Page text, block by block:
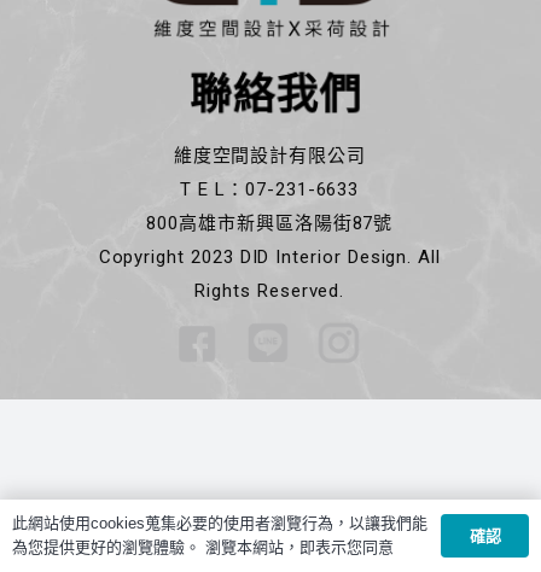
聯絡我們
維度空間設計有限公司
T E L：07-231-6633
800高雄市新興區洛陽街87號
Copyright 2023 DID Interior Design. All
Rights Reserved.
此網站使用cookies蒐集必要的使用者瀏覽行為，以讓我們能
為您提供更好的瀏覽體驗。 瀏覽本網站，即表示您同意
確認